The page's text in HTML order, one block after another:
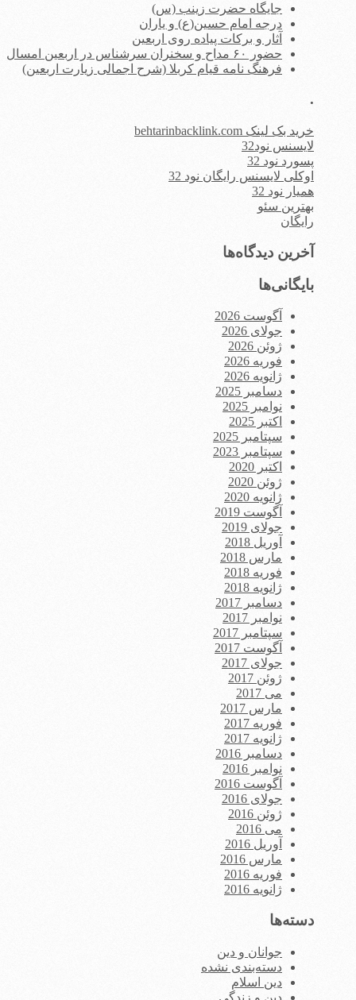
جایگاه حضرت زینب (س)
درجه امام حسین(ع) و یاران
آثار و برکات پیاده روی اربعین
حضور ۶۰ مداح و سخنران سرشناس در اربعین امسال
فرهنگ نامه قیام کربلا (شرح اجمالی زیارت اربعین)
.
خرید بک لینک behtarinbacklink.com
لایسنس نود32
پسورد نود 32
اوکلی لایسنس رایگان نود 32
همیار نود 32
بهترین سئو
رایگان
آخرین دیدگاه‌ها
بایگانی‌ها
آگوست 2026
جولای 2026
ژوئن 2026
فوریه 2026
ژانویه 2026
دسامبر 2025
نوامبر 2025
اکتبر 2025
سپتامبر 2025
سپتامبر 2023
اکتبر 2020
ژوئن 2020
ژانویه 2020
آگوست 2019
جولای 2019
آوریل 2018
مارس 2018
فوریه 2018
ژانویه 2018
دسامبر 2017
نوامبر 2017
سپتامبر 2017
آگوست 2017
جولای 2017
ژوئن 2017
می 2017
مارس 2017
فوریه 2017
ژانویه 2017
دسامبر 2016
نوامبر 2016
آگوست 2016
جولای 2016
ژوئن 2016
می 2016
آوریل 2016
مارس 2016
فوریه 2016
ژانویه 2016
دسته‌ها
جوانان و دین
دسته‌بندی نشده
دین اسلام
دین و زندگی